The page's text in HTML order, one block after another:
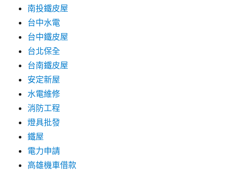
南投鐵皮屋
台中水電
台中鐵皮屋
台北保全
台南鐵皮屋
安定新屋
水電維修
消防工程
燈具批發
鐵屋
電力申請
高雄機車借款